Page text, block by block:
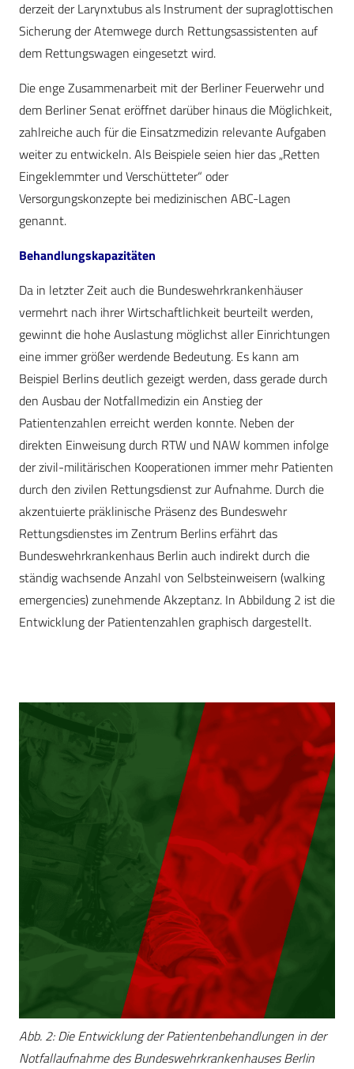
derzeit der Larynxtubus als Instrument der supraglottischen
Sicherung der Atemwege durch Rettungsassistenten auf
dem Rettungswagen eingesetzt wird.
Die enge Zusammenarbeit mit der Berliner Feuerwehr und
dem Berliner Senat eröffnet darüber hinaus die Möglichkeit,
zahlreiche auch für die Einsatzmedizin relevante Aufgaben
weiter zu entwickeln. Als Beispiele seien hier das „Retten
Eingeklemmter und Verschütteter“ oder
Versorgungskonzepte bei medizinischen ABC-Lagen
genannt.
Behandlungskapazitäten
Da in letzter Zeit auch die Bundeswehrkrankenhäuser
vermehrt nach ihrer Wirtschaftlichkeit beurteilt werden,
gewinnt die hohe Auslastung möglichst aller Einrichtungen
eine immer größer werdende Bedeutung. Es kann am
Beispiel Berlins deutlich gezeigt werden, dass gerade durch
den Ausbau der Notfallmedizin ein Anstieg der
Patientenzahlen erreicht werden konnte. Neben der
direkten Einweisung durch RTW und NAW kommen infolge
der zivil-militärischen Kooperationen immer mehr Patienten
durch den zivilen Rettungsdienst zur Aufnahme. Durch die
akzentuierte präklinische Präsenz des Bundeswehr
Rettungsdienstes im Zentrum Berlins erfährt das
Bundeswehrkrankenhaus Berlin auch indirekt durch die
ständig wachsende Anzahl von Selbsteinweisern (walking
emergencies) zunehmende Akzeptanz. In Abbildung 2 ist die
Entwicklung der Patientenzahlen graphisch dargestellt.
Abb. 2: Die Entwicklung der Patientenbehandlungen in der
Notfallaufnahme des Bundeswehrkrankenhauses Berlin